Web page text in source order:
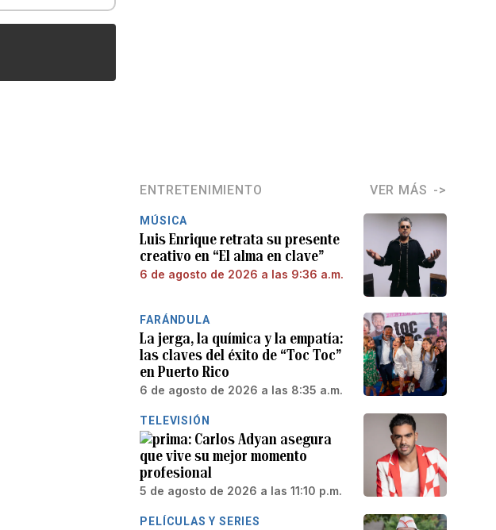
ENTRETENIMIENTO VER MÁS
MÚSICA
Luis Enrique retrata su presente
creativo en “El alma en clave”
6 de agosto de 2026 a las 9:36 a.m.
FARÁNDULA
La jerga, la química y la empatía:
las claves del éxito de “Toc Toc”
en Puerto Rico
6 de agosto de 2026 a las 8:35 a.m.
TELEVISIÓN
Carlos Adyan asegura
que vive su mejor momento
profesional
5 de agosto de 2026 a las 11:10 p.m.
PELÍCULAS Y SERIES